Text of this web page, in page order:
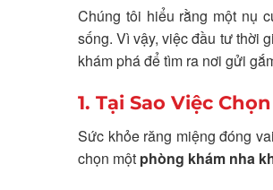
Chúng tôi hiểu rằng một nụ
sống. Vì vậy, việc đầu tư thời
khám phá để tìm ra nơi gửi
1. Tại Sao Việc
Sức khỏe răng miệng đóng
chọn một phòng khám nha